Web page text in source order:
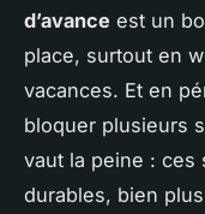
d’avance est un
place, surtout en
vacances. Et en
bloquer plusieurs
vaut la peine : ces
durables, bien